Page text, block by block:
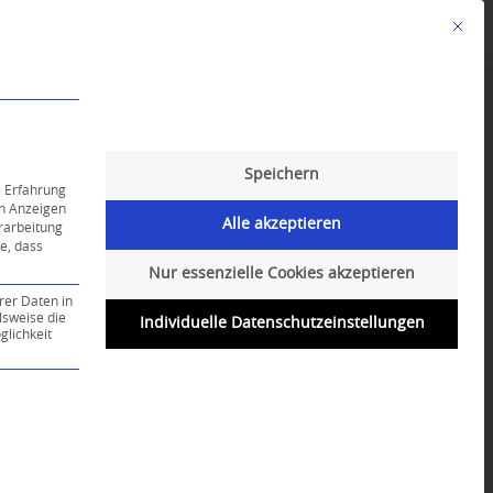
Mit
Erfahrung
Anzeigen
dass
Daten in
die
ist essenziell und kann nicht abgewählt
Speichern
Alle akzeptieren
Nur essenzielle Cookies akzeptieren
Individuelle Datenschutzeinstellungen